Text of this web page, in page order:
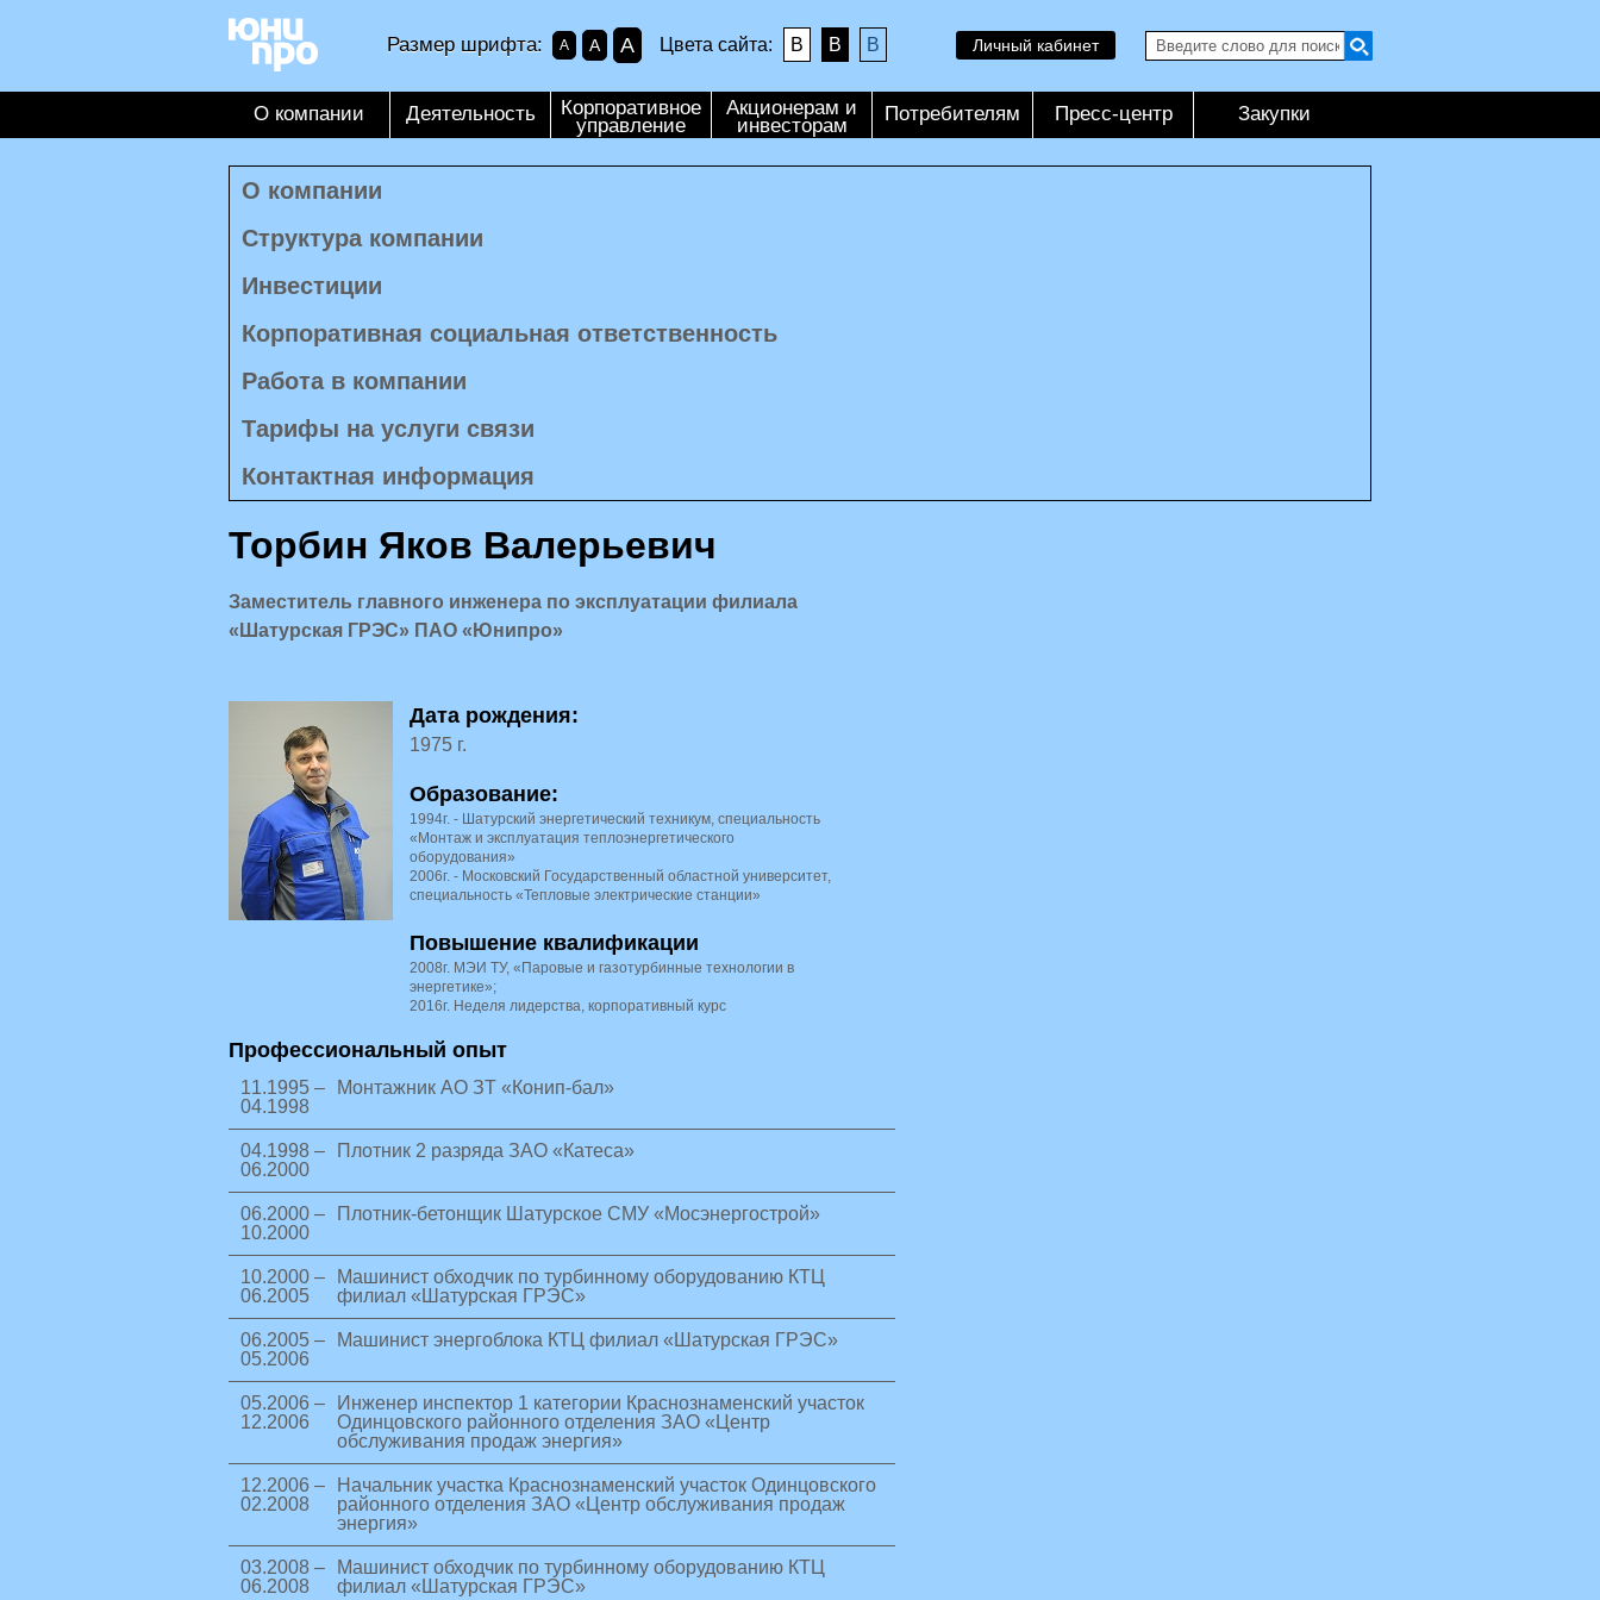
Размер шрифта: A A A Цвета сайта: B B B Личный кабинет
О компании Деятельность Корпоративное
управление
Акционерам и
инвесторам
Потребителям Пресс-центр Закупки
О компании
Структура компании
Инвестиции
Корпоративная социальная ответственность
Работа в компании
Тарифы на услуги связи
Контактная информация
Торбин Яков Валерьевич
Заместитель главного инженера по эксплуатации филиала
«Шатурская ГРЭС» ПАО «Юнипро»
Дата рождения:
1975 г.
Образование:
1994г. - Шатурский энергетический техникум, специальность
«Монтаж и эксплуатация теплоэнергетического
оборудования»
2006г. - Московский Государственный областной университет,
специальность «Тепловые электрические станции»
Повышение квалификации
2008г. МЭИ ТУ, «Паровые и газотурбинные технологии в
энергетике»;
2016г. Неделя лидерства, корпоративный курс
Профессиональный опыт
11.1995 –
04.1998
Монтажник АО ЗТ «Конип-бал»
04.1998 –
06.2000
Плотник 2 разряда ЗАО «Катеса»
06.2000 –
10.2000
Плотник-бетонщик Шатурское СМУ «Мосэнергострой»
10.2000 –
06.2005
Машинист обходчик по турбинному оборудованию КТЦ
филиал «Шатурская ГРЭС»
06.2005 –
05.2006
Машинист энергоблока КТЦ филиал «Шатурская ГРЭС»
05.2006 –
12.2006
Инженер инспектор 1 категории Краснознаменский участок
Одинцовского районного отделения ЗАО «Центр
обслуживания продаж энергия»
12.2006 –
02.2008
Начальник участка Краснознаменский участок Одинцовского
районного отделения ЗАО «Центр обслуживания продаж
энергия»
03.2008 –
06.2008
Машинист обходчик по турбинному оборудованию КТЦ
филиал «Шатурская ГРЭС»